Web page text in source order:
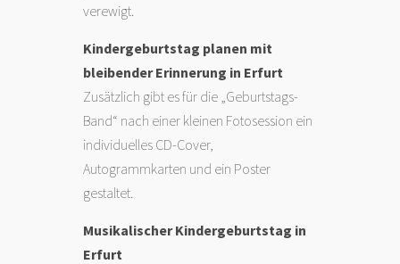
verewigt.
Kindergeburtstag planen mit
bleibender Erinnerung in Erfurt
Zusätzlich gibt es für die „Geburtstags-
Band“ nach einer kleinen Fotosession ein
individuelles CD-Cover,
Autogrammkarten und ein Poster
gestaltet.
Musikalischer Kindergeburtstag in
Erfurt